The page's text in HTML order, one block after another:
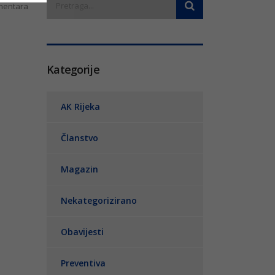
Kategorije
AK Rijeka
Članstvo
Magazin
Nekategorizirano
Obavijesti
Preventiva